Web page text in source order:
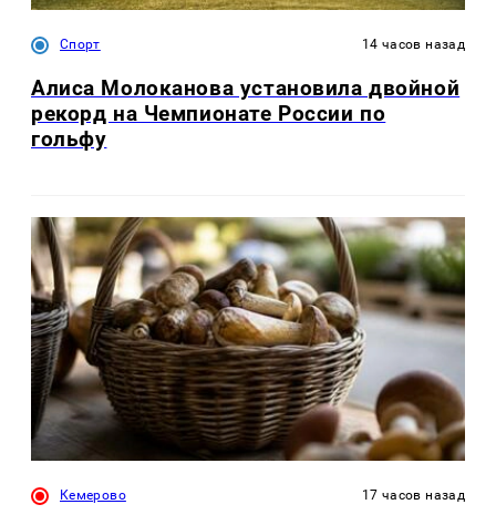
Спорт 14 часов назад
Алиса Молоканова установила двойной
рекорд на Чемпионате России по
гольфу
Кемерово 17 часов назад